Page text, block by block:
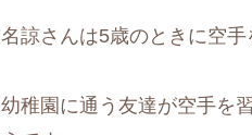
諒さんは5歳のときに空手
稚園に通う友達が空手を